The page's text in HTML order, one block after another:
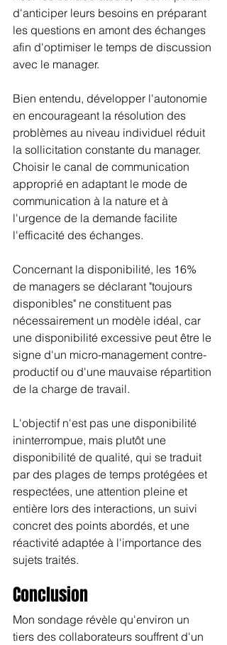
d'anticiper leurs besoins en préparant
les questions en amont des échanges
afin d'optimiser le temps de discussion
avec le manager.
Bien entendu, développer l'autonomie
en encourageant la résolution des
problèmes au niveau individuel réduit
la sollicitation constante du manager.
Choisir le canal de communication
approprié en adaptant le mode de
communication à la nature et à
l'urgence de la demande facilite
l'efficacité des échanges.
Concernant la disponibilité, les 16%
de managers se déclarant "toujours
disponibles" ne constituent pas
nécessairement un modèle idéal, car
une disponibilité excessive peut être le
signe d'un micro-management contre-
productif ou d'une mauvaise répartition
de la charge de travail.
L'objectif n'est pas une disponibilité
ininterrompue, mais plutôt une
disponibilité de qualité, qui se traduit
par des plages de temps protégées et
respectées, une attention pleine et
entière lors des interactions, un suivi
concret des points abordés, et une
réactivité adaptée à l'importance des
sujets traités.
Conclusion
Mon sondage révèle qu'environ un
tiers des collaborateurs souffrent d'un